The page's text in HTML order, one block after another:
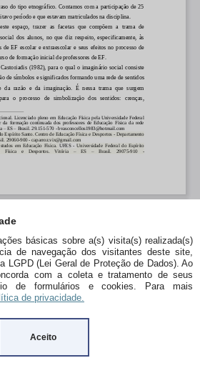
básicas sobre a(s) visita(s) realizada(s)
de navegação dos visitantes deste site,
LGPD (Lei Geral de Proteção de Dados). Ao
com a coleta e tratamento de seus
de formulários e cookies. Para mais
de privacidade.
Aceito